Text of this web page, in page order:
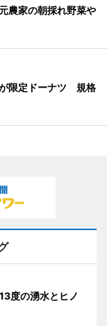
農家の朝採れ野菜や
限定ドーナツ 規格
度の湧水とヒノ